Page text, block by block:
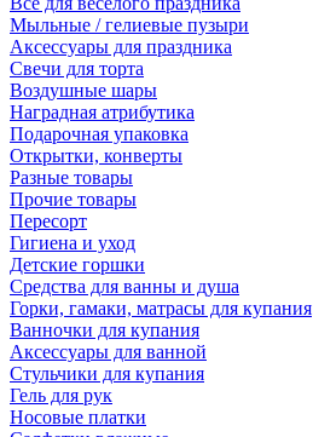
Мыльные / гелиевые пузыри
Аксессуары для праздника
Свечи для торта
Воздушные шары
Наградная атрибутика
Подарочная упаковка
Открытки, конверты
Разные товары
Прочие товары
Пересорт
Гигиена и уход
Детские горшки
Средства для ванны и душа
Горки, гамаки, матрасы для купания
Ванночки для купания
Аксессуары для ванной
Стульчики для купания
Гель для рук
Носовые платки